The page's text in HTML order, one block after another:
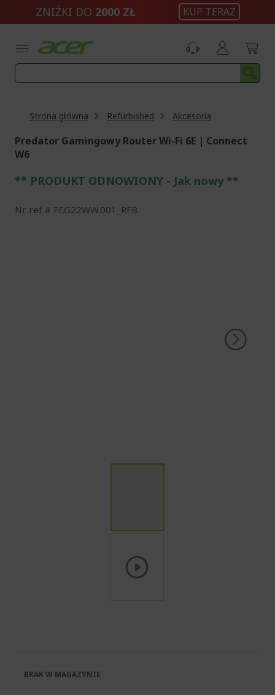
ZNIŻKI DO 2000 ZŁ KUP TERAZ
Strona główna Refurbished Akcesoria
Predator Gamingowy Router Wi-Fi 6E | Connect
W6
** PRODUKT ODNOWIONY - Jak nowy **
Nr ref FF.G22WW.001_RFB
BRAK W MAGAZYNIE